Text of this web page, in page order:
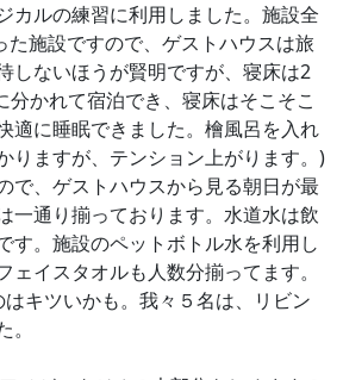
カルの練習に利用しました。施設全
た施設ですので、ゲストハウスは旅
しないほうが賢明ですが、寝床は2
分かれて宿泊でき、寝床はそこそこ
適に睡眠できました。檜風呂を入れ
りますが、テンション上がります。)
で、ゲストハウスから見る朝日が最
一通り揃っております。水道水は飲
す。施設のペットボトル水を利用し
ェイスタオルも人数分揃ってます。
キツいかも。我々５名は、リビン